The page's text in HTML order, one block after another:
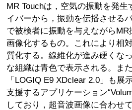
MR Touchは，空気の振動を発生
イバーから，振動を伝播させる
で被検者に振動を与えながら
画像化するもの。これにより相
質化する。線維化が進み硬くな
な組織は青色で表示される。ま
「LOGIQ E9 XDclear 2.0」も展
支援するアプリケーション
しており，超音波画像に合わせ